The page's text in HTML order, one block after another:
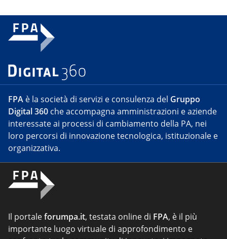
FPA è la società di servizi e consulenza del Gruppo
Digital 360 che accompagna amministrazioni e aziende
interessate ai processi di cambiamento della PA, nei
loro percorsi di innovazione tecnologica, istituzionale e
organizzativa.
Il portaleforumpa.it, testata online di FPA, è il più
importante luogo virtuale di approfondimento e